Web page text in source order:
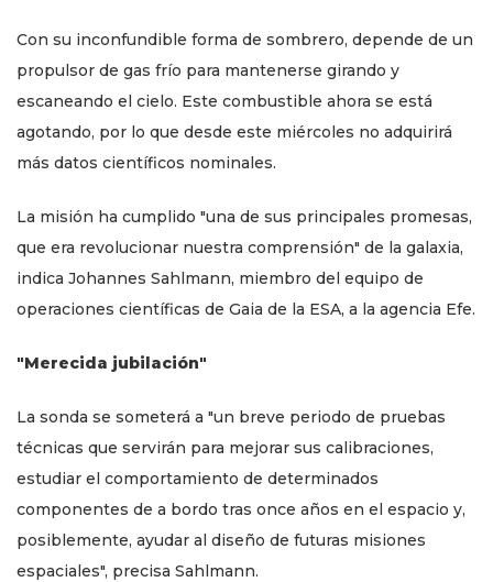
Con su inconfundible forma de sombrero, depende de un
propulsor de gas frío para mantenerse girando y
escaneando el cielo. Este combustible ahora se está
agotando, por lo que desde este miércoles no adquirirá
más datos científicos nominales.
La misión ha cumplido "una de sus principales promesas,
que era revolucionar nuestra comprensión" de la galaxia,
indica Johannes Sahlmann, miembro del equipo de
operaciones científicas de Gaia de la ESA, a la agencia Efe.
"Merecida jubilación"
La sonda se someterá a "un breve periodo de pruebas
técnicas que servirán para mejorar sus calibraciones,
estudiar el comportamiento de determinados
componentes de a bordo tras once años en el espacio y,
posiblemente, ayudar al diseño de futuras misiones
espaciales", precisa Sahlmann.